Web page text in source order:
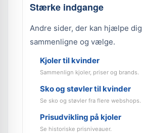
Stærke indgange
Andre sider, der kan hjælpe dig
sammenligne og vælge.
Kjoler til kvinder
Sammenlign kjoler, priser og brands.
Sko og støvler til kvinder
Se sko og støvler fra flere webshops.
Prisudvikling på kjoler
Se historiske prisniveauer.